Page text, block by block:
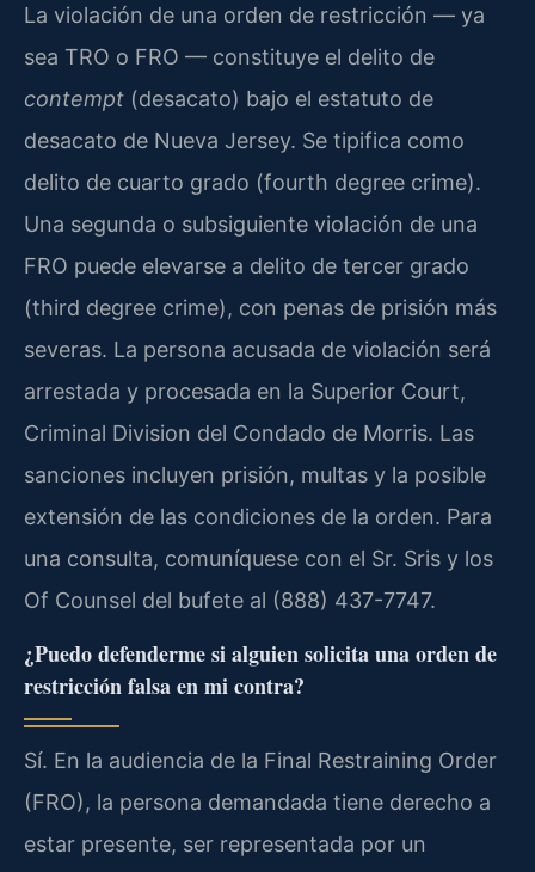
La violación de una orden de restricción — ya
sea TRO o FRO — constituye el delito de
contempt (desacato) bajo el estatuto de
desacato de Nueva Jersey. Se tipifica como
delito de cuarto grado (fourth degree crime).
Una segunda o subsiguiente violación de una
FRO puede elevarse a delito de tercer grado
(third degree crime), con penas de prisión más
severas. La persona acusada de violación será
arrestada y procesada en la Superior Court,
Criminal Division del Condado de Morris. Las
sanciones incluyen prisión, multas y la posible
extensión de las condiciones de la orden. Para
una consulta, comuníquese con el Sr. Sris y los
Of Counsel del bufete al (888) 437-7747.
¿Puedo defenderme si alguien solicita una orden de
restricción falsa en mi contra?
Sí. En la audiencia de la Final Restraining Order
(FRO), la persona demandada tiene derecho a
estar presente, ser representada por un